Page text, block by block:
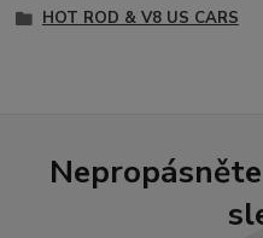
HOT ROD & V8 US CARS